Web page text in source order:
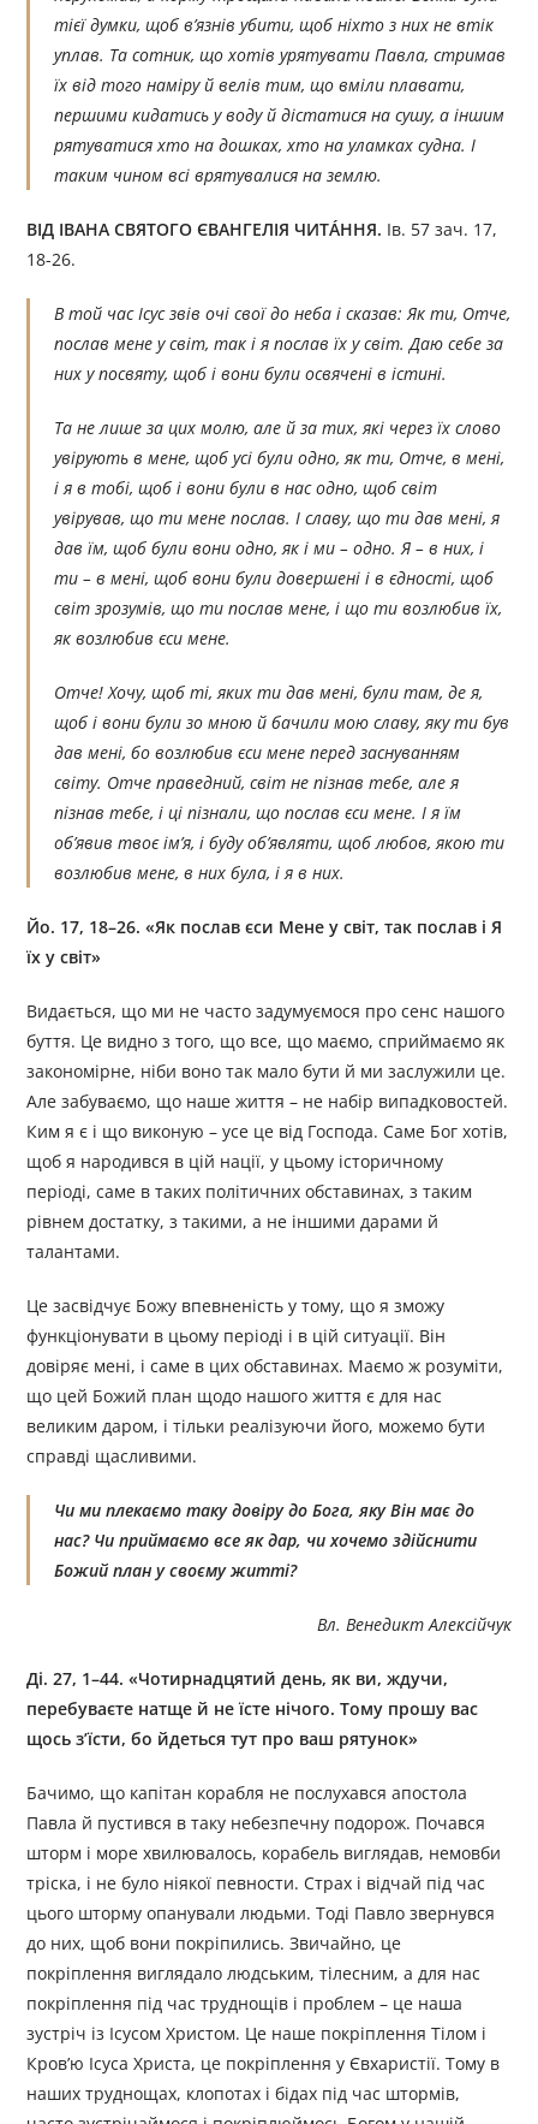
тієї думки, щоб в’язнів убити, щоб ніхто з них не втік
уплав. Та сотник, що хотів урятувати Павла, стримав
їх від того наміру й велів тим, що вміли плавати,
першими кидатись у воду й дістатися на сушу, а іншим
рятуватися хто на дошках, хто на уламках судна. І
таким чином всі врятувалися на землю.
ВІД ІВАНА СВЯТОГО ЄВАНГЕЛІЯ ЧИТÁННЯ. Ів. 57 зач. 17,
18-26.
В той час Ісус звів очі свої до неба і сказав: Як ти, Отче,
послав мене у світ, так і я послав їх у світ. Даю себе за
них у посвяту, щоб і вони були освячені в істині.
Та не лише за цих молю, але й за тих, які через їх слово
увірують в мене, щоб усі були одно, як ти, Отче, в мені,
і я в тобі, щоб і вони були в нас одно, щоб світ
увірував, що ти мене послав. І славу, що ти дав мені, я
дав їм, щоб були вони одно, як і ми – одно. Я – в них, і
ти – в мені, щоб вони були довершені і в єдності, щоб
світ зрозумів, що ти послав мене, і що ти возлюбив їх,
як возлюбив єси мене.
Отче! Хочу, щоб ті, яких ти дав мені, були там, де я,
щоб і вони були зо мною й бачили мою славу, яку ти був
дав мені, бо возлюбив єси мене перед заснуванням
світу. Отче праведний, світ не пізнав тебе, але я
пізнав тебе, і ці пізнали, що послав єси мене. І я їм
об’явив твоє ім’я, і буду об’являти, щоб любов, якою ти
возлюбив мене, в них була, і я в них.
Йо. 17, 18–26. «Як послав єси Мене у світ, так послав і Я
їх у світ»
Видається, що ми не часто задумуємося про сенс нашого
буття. Це видно з того, що все, що маємо, сприймаємо як
закономірне, ніби воно так мало бути й ми заслужили це.
Але забуваємо, що наше життя – не набір випадковостей.
Ким я є і що виконую – усе це від Господа. Саме Бог хотів,
щоб я народився в цій нації, у цьому історичному
періоді, саме в таких політичних обставинах, з таким
рівнем достатку, з такими, а не іншими дарами й
талантами.
Це засвідчує Божу впевненість у тому, що я зможу
функціонувати в цьому періоді і в цій ситуації. Він
довіряє мені, і саме в цих обставинах. Маємо ж розуміти,
що цей Божий план щодо нашого життя є для нас
великим даром, і тільки реалізуючи його, можемо бути
справді щасливими.
Чи ми плекаємо таку довіру до Бога, яку Він має до
нас? Чи приймаємо все як дар, чи хочемо здійснити
Божий план у своєму житті?
Вл. Венедикт Алексійчук
Ді. 27, 1–44. «Чотирнадцятий день, як ви, ждучи,
перебуваєте натще й не їсте нічого. Тому прошу вас
щось з’їсти, бо йдеться тут про ваш рятунок»
Бачимо, що капітан корабля не послухався апостола
Павла й пустився в таку небезпечну подорож. Почався
шторм і море хвилювалось, корабель виглядав, немовби
тріска, і не було ніякої певности. Страх і відчай під час
цього шторму опанували людьми. Тоді Павло звернувся
до них, щоб вони покріпились. Звичайно, це
покріплення виглядало людським, тілесним, а для нас
покріплення під час труднощів і проблем – це наша
зустріч із Ісусом Христом. Це наше покріплення Тілом і
Кров’ю Ісуса Христа, це покріплення у Євхаристії. Тому в
наших труднощах, клопотах і бідах під час штормів,